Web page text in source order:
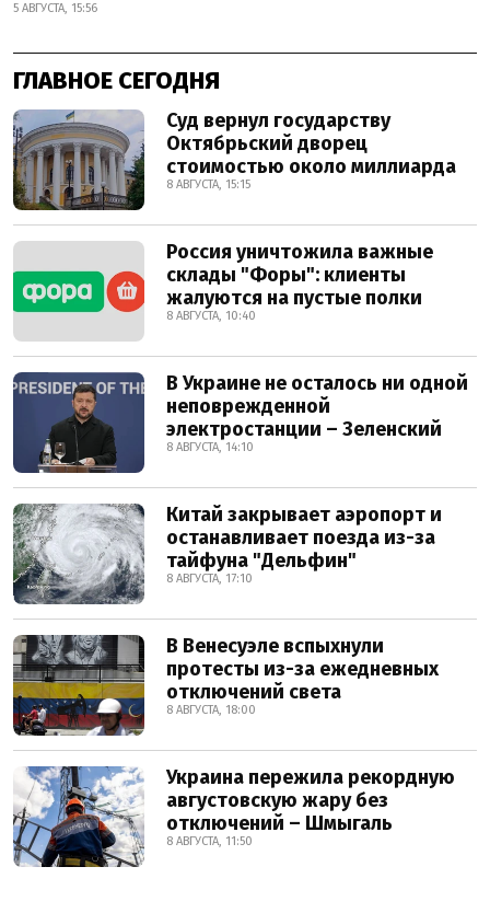
5 АВГУСТА, 15:56
ГЛАВНОЕ СЕГОДНЯ
Суд вернул государству
Октябрьский дворец
стоимостью около миллиарда
8 АВГУСТА, 15:15
Россия уничтожила важные
склады "Форы": клиенты
жалуются на пустые полки
8 АВГУСТА, 10:40
В Украине не осталось ни одной
неповрежденной
электростанции – Зеленский
8 АВГУСТА, 14:10
Китай закрывает аэропорт и
останавливает поезда из-за
тайфуна "Дельфин"
8 АВГУСТА, 17:10
В Венесуэле вспыхнули
протесты из-за ежедневных
отключений света
8 АВГУСТА, 18:00
Украина пережила рекордную
августовскую жару без
отключений – Шмыгаль
8 АВГУСТА, 11:50